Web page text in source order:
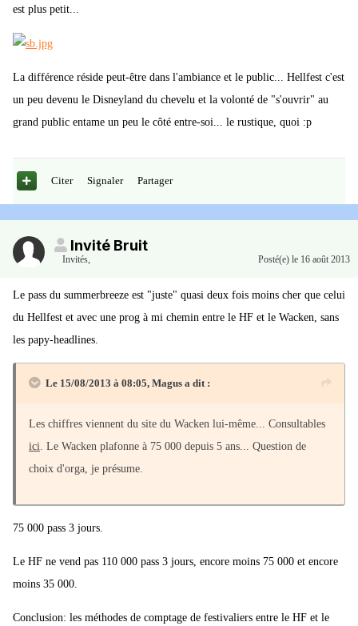
est plus petit...
La différence réside peut-être dans l'ambiance et le public... Hellfest c'est
un peu devenu le Disneyland du chevelu et la volonté de "s'ouvrir" au
grand public entame un peu le côté entre-soi... le rustique, quoi :p
Citer Signaler Partager
Invité Bruit
Invités, Posté(e) le 16 août 2013
Le pass du summerbreeze est "juste" quasi deux fois moins cher que celui
du Hellfest et avec une prog à mi chemin entre le HF et le Wacken, sans
les papy-headlines.
Le 15/08/2013 à 08:05, Magus a dit :
Les chiffres viennent du site du Wacken lui-même... Consultables
ici . Le Wacken plafonne à 75 000 depuis 5 ans... Question de
choix d'orga, je présume.
75 000 pass 3 jours.
Le HF ne vend pas 110 000 pass 3 jours, encore moins 75 000 et encore
moins 35 000.
Conclusion: les méthodes de comptage de festivaliers entre le HF et le